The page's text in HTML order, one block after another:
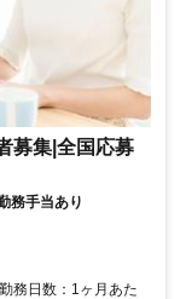
募集|全国応募
務手当あり
務日数：1ヶ月あた